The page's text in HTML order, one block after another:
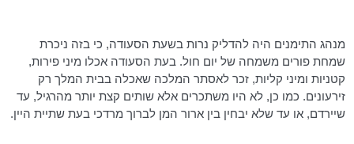
מנהג התימנים היה להדליק נרות בשעת הסעודה, כי בזה ניכרת
שמחת פורים משמחה של יום חול. בעת הסעודה אכלו מיני פירות,
קטניות ומיני קליות, זכר לאסתר המלכה שאכלה בבית המלך רק
זירעונים. כמו כן, לא היו משתכרים אלא שותים קצת יותר מהרגיל, עד
שיירדם, או עד שלא יבחין בין ארור המן לברוך מרדכי בעת שתיית היין.